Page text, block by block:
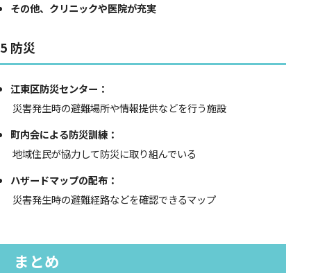
その他、クリニックや医院が充実
5 防災
江東区防災センター：
災害発生時の避難場所や情報提供などを行う施設
町内会による防災訓練：
地域住民が協力して防災に取り組んでいる
ハザードマップの配布：
災害発生時の避難経路などを確認できるマップ
まとめ